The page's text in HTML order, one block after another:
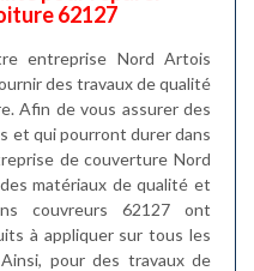
62127
entreprise Nord Artois
des travaux de qualité
Afin de vous assurer des
et qui pourront durer dans
de couverture Nord
matériaux de qualité et
couvreurs 62127 ont
à appliquer sur tous les
pour des travaux de